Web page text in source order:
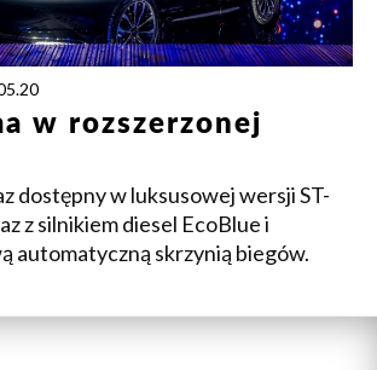
w rozszerzonej
dostępny w luksusowej wersji ST-
z silnikiem diesel EcoBlue i
automatyczną skrzynią biegów.